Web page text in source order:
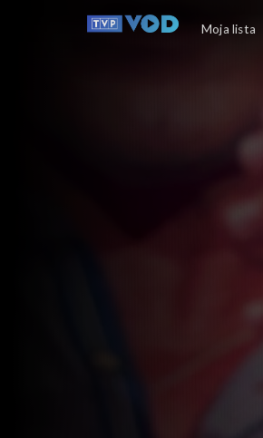
Ocaleni
Moja lista